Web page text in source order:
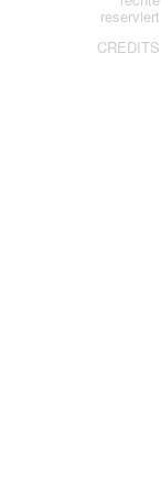
reserviert
CREDITS